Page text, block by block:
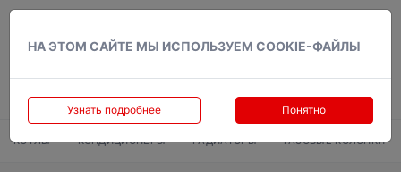
НА ЭТОМ САЙТЕ МЫ ИСПОЛЬЗУЕМ COOKIE-ФАЙЛЫ
Узнать подробнее Понятно
КОТЛЫ КОНДИЦИОНЕРЫ РАДИАТОРЫ ГАЗОВЫЕ КОЛОНКИ